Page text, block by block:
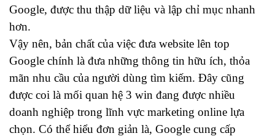
Google, được thu thập dữ liệu và lập chỉ mục nhanh
hơn.
Vậy nên, bản chất của việc đưa website lên top
Google chính là đưa những thông tin hữu ích, thỏa
mãn nhu cầu của người dùng tìm kiếm. Đây cũng
được coi là mối quan hệ 3 win đang được nhiều
doanh nghiệp trong lĩnh vực marketing online lựa
chọn. Có thể hiểu đơn giản là, Google cung cấp